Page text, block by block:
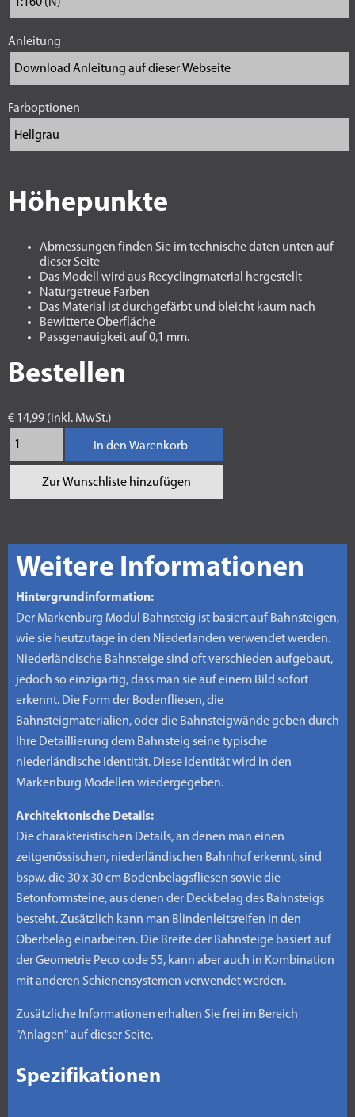
Anleitung
Farboptionen
Höhepunkte
Abmessungen finden Sie im technische daten unten auf
dieser Seite
Das Modell wird aus Recyclingmaterial hergestellt
Naturgetreue Farben
Das Material ist durchgefärbt und bleicht kaum nach
Bewitterte Oberfläche
Passgenauigkeit auf 0,1 mm.
Bestellen
€ 14,99 (inkl. MwSt.)
In den Warenkorb
Zur Wunschliste hinzufügen
Weitere Informationen
Hintergrundinformation:
Der Markenburg Modul Bahnsteig ist basiert auf Bahnsteigen,
wie sie heutzutage in den Niederlanden verwendet werden.
Niederländische Bahnsteige sind oft verschieden aufgebaut,
jedoch so einzigartig, dass man sie auf einem Bild sofort
erkennt. Die Form der Bodenfliesen, die
Bahnsteigmaterialien, oder die Bahnsteigwände geben durch
Ihre Detaillierung dem Bahnsteig seine typische
niederländische Identität. Diese Identität wird in den
Markenburg Modellen wiedergegeben.
Architektonische Details:
Die charakteristischen Details, an denen man einen
zeitgenössischen, niederländischen Bahnhof erkennt, sind
bspw. die 30 x 30 cm Bodenbelagsfliesen sowie die
Betonformsteine, aus denen der Deckbelag des Bahnsteigs
besteht. Zusätzlich kann man Blindenleitsreifen in den
Oberbelag einarbeiten. Die Breite der Bahnsteige basiert auf
der Geometrie Peco code 55, kann aber auch in Kombination
mit anderen Schienensystemen verwendet werden.
Zusätzliche Informationen erhalten Sie frei im Bereich
"Anlagen" auf dieser Seite.
Spezifikationen